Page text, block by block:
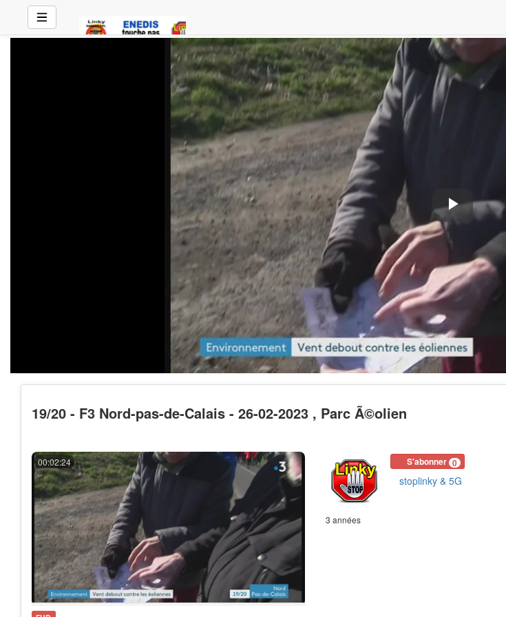
Play
Video
19/20 - F3 Nord-pas-de-Calais - 26-02-2023 , Parc Ã©olien
00:02:24 S'abonner 0
stoplinky & 5G
3 années